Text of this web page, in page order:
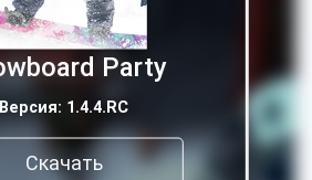
Party
Версия: 1.4.4.RC
Скачать